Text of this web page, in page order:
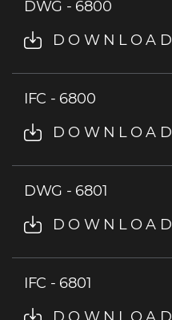
DWG - 6800
DOWNLOAD
IFC - 6800
DOWNLOAD
DWG - 6801
DOWNLOAD
IFC - 6801
DOWNLOAD